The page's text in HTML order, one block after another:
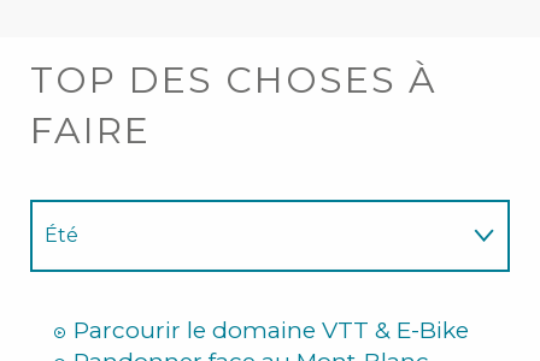
TOP DES CHOSES À
FAIRE
Été
Parcourir le domaine VTT & E-Bike